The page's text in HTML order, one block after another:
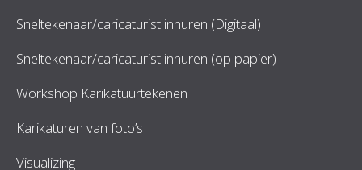
Sneltekenaar/caricaturist inhuren (Digitaal)
Sneltekenaar/caricaturist inhuren (op papier)
Workshop Karikatuurtekenen
Karikaturen van foto’s
Visualizing